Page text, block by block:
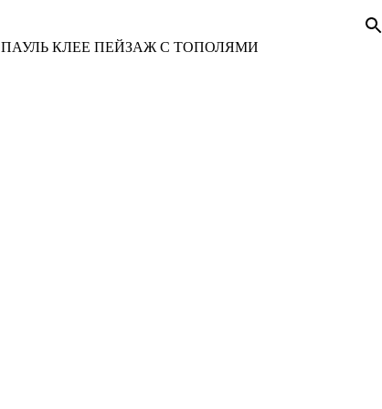
ПАУЛЬ КЛЕЕ ПЕЙЗАЖ С ТОПОЛЯМИ